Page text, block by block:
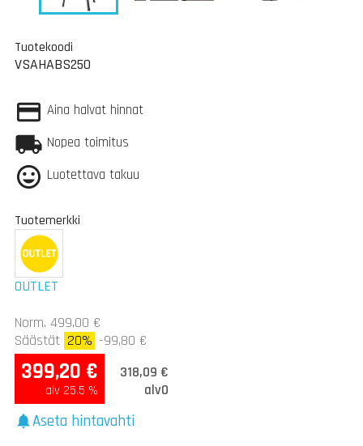
Tuotekoodi
VSAHABS250
Aina halvat hinnat
Nopea toimitus
Luotettava takuu
Tuotemerkki
OUTLET
Norm. 499,00 €
Säästät 20% -99,80 €
399,20 €
alv 25.5 %
318,09 €
alv0
notificationsAseta hintavahti